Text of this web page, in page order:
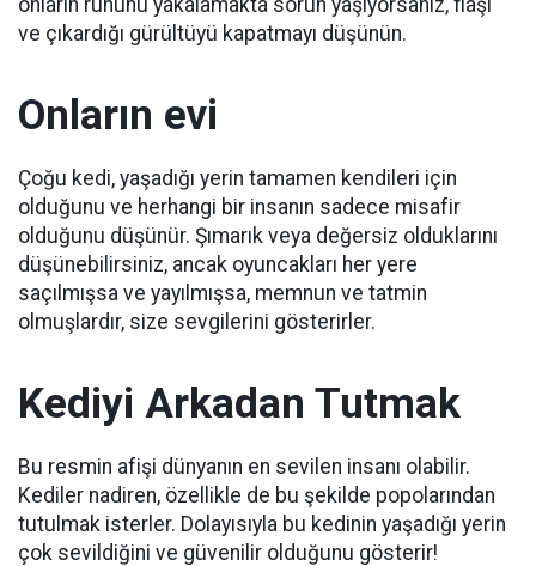
ve çıkardığı gürültüyü kapatmayı düşünün.
Onların evi
Çoğu kedi, yaşadığı yerin tamamen kendileri için
olduğunu ve herhangi bir insanın sadece misafir
olduğunu düşünür. Şımarık veya değersiz olduklarını
düşünebilirsiniz, ancak oyuncakları her yere
saçılmışsa ve yayılmışsa, memnun ve tatmin
olmuşlardır, size sevgilerini gösterirler.
Kediyi Arkadan Tutmak
Bu resmin afişi dünyanın en sevilen insanı olabilir.
Kediler nadiren, özellikle de bu şekilde popolarından
tutulmak isterler. Dolayısıyla bu kedinin yaşadığı yerin
çok sevildiğini ve güvenilir olduğunu gösterir!